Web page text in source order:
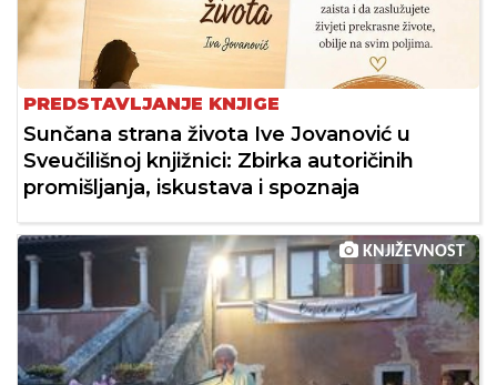
PREDSTAVLJANJE KNJIGE
Sunčana strana života Ive Jovanović u
Sveučilišnoj knjižnici: Zbirka autoričinih
promišljanja, iskustava i spoznaja
KNJIŽEVNOST